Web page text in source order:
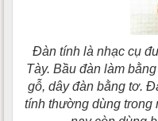
Ðàn tính là nhạc cụ
Tày. Bầu đàn làm
gỗ, dây đàn bằng tơ.
tính thường dùng trong